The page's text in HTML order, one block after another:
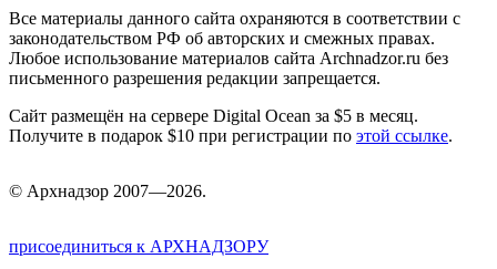
Все материалы данного сайта охраняются в соответствии с
законодательством РФ об авторских и смежных правах.
Любое использование материалов сайта Archnadzor.ru без
письменного разрешения редакции запрещается.
Сайт размещён на сервере Digital Ocean за $5 в месяц.
Получите в подарок $10 при регистрации по этой ссылке.
© Архнадзор 2007—2026.
присоединиться к АРХНАДЗОРУ